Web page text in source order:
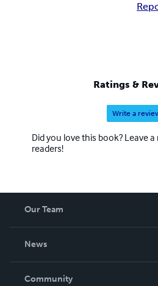
Ratings &
Write a
Did you love this book? Leave
readers!
Our Team
News
In The News
Community